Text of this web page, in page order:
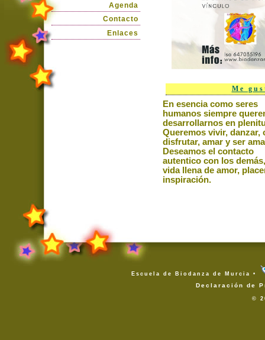
Agenda
Contacto
Enlaces
Me
En esencia como seres
humanos siempre
desarrollarnos en
Queremos vivir, danzar,
disfrutar, amar y ser
Deseamos el contacto
autentico con los
vida llena de amor,
inspiración.
Escuela de Biodanza de Murcia •
Declaración de
©